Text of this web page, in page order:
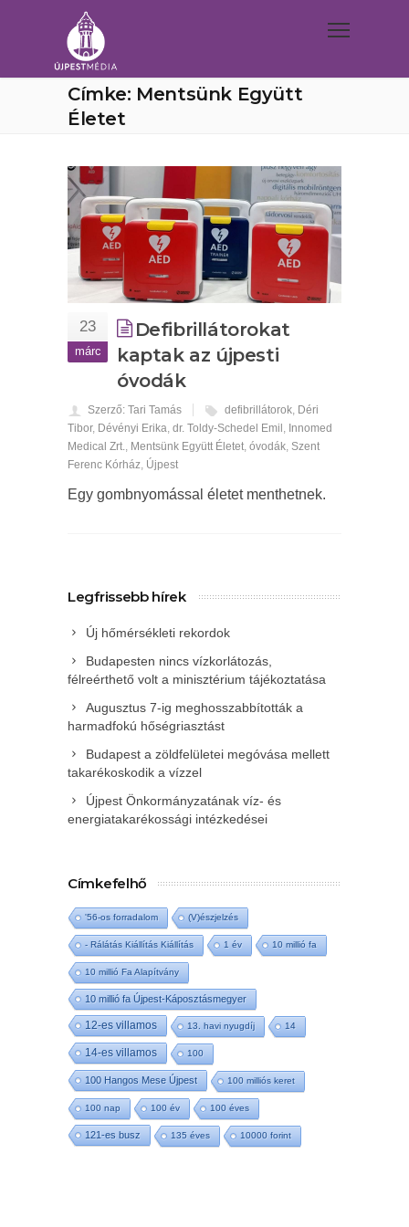
Címke: Mentsünk Együtt
Életet
23
márc
Defibrillátorokat
kaptak az újpesti
óvodák
Szerző: Tari Tamás defibrillátorok, Déri
Tibor, Dévényi Erika, dr. Toldy-Schedel Emil , Innomed
Medical Zrt., Mentsünk Együtt Életet, óvodák, Szent
Ferenc Kórház, Újpest
Egy gombnyomással életet menthetnek.
Legfrissebb hírek
Új hőmérsékleti rekordok
Budapesten nincs vízkorlátozás,
félreérthető volt a minisztérium tájékoztatása
Augusztus 7-ig meghosszabbították a
harmadfokú hőségriasztást
Budapest a zöldfelületei megóvása mellett
takarékoskodik a vízzel
Újpest Önkormányzatának víz- és
energiatakarékossági intézkedései
Címkefelhő
'56-os forradalom (V)észjelzés
- Rálátás Kiállítás Kiállítás 1 év 10 millió fa
10 millió Fa Alapítvány
10 millió fa Újpest-Káposztásmegyer
12-es villamos 13. havi nyugdíj 14
14-es villamos 100
100 Hangos Mese Újpest 100 milliós keret
100 nap 100 év 100 éves
121-es busz 135 éves 10000 forint